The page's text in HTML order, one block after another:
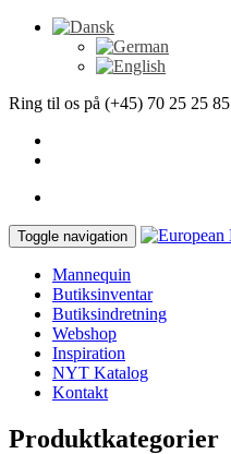
Ring til os på (+45) 70 25 25 85
Toggle navigation
Mannequin
Butiksinventar
Butiksindretning
Webshop
Inspiration
NYT Katalog
Kontakt
Produktkategorier